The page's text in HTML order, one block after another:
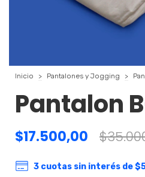
Inicio > Pantalones y Jogging >
Pantalon
$17.500,00
3 cuotas sin interés de